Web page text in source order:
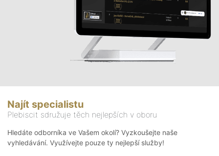
Najít specialistu
Plebiscit sdružuje těch nejlepších v oboru
Hledáte odborníka ve Vašem okolí? Vyzkoušejte naše
vyhledávání. Využívejte pouze ty nejlepší služby!